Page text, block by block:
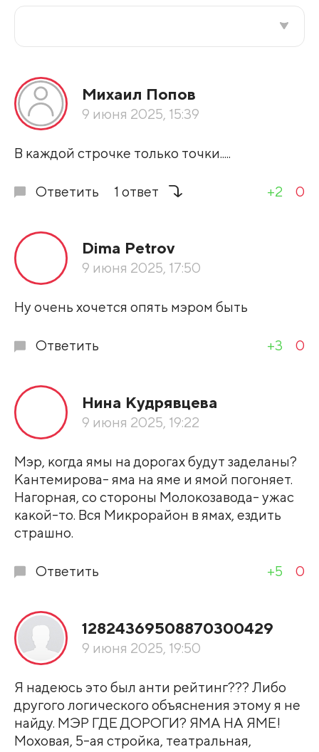
По рейтингу
Развернуть все
Михаил Попов
9 июня 2025, 15:39
В каждой строчке только точки.....
Ответить 1 ответ +2 0
Dima Petrov
9 июня 2025, 17:50
Ну очень хочется опять мэром быть
Ответить +3 0
Нина Кудрявцева
9 июня 2025, 19:22
Мэр, когда ямы на дорогах будут заделаны?
Кантемирова- яма на яме и ямой погоняет.
Нагорная, со стороны Молокозавода- ужас
какой-то. Вся Микрорайон в ямах, ездить
страшно.
Ответить +5 0
12824369508870300429
9 июня 2025, 19:50
Я надеюсь это был анти рейтинг??? Либо
другого логического объяснения этому я не
найду. МЭР ГДЕ ДОРОГИ? ЯМА НА ЯМЕ!
Моховая, 5-ая стройка, театральная,